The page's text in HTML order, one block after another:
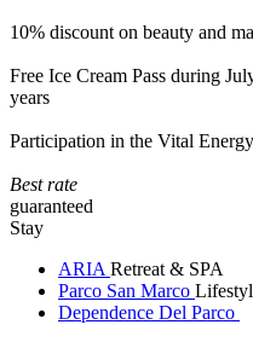
10% discount on beauty and
Free Ice Cream Pass during
years
Participation in the Vital
Best rate
guaranteed
Stay
ARIA Retreat & SPA
Parco San Marco
Dependence Del Parco